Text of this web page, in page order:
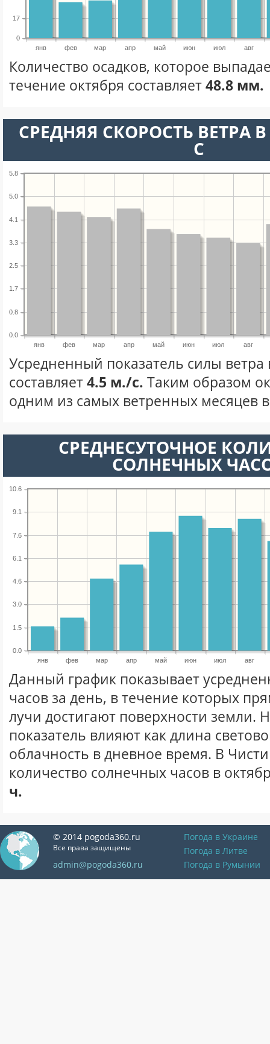
янв фев мар апр май июн июл авг
0
17
Количество осадков, которое
течение октября составляет48.8 мм.
СРЕДНЯЯ СКОРОСТЬ ВЕТРА
С
янв фев мар апр май июн июл авг
0.0
0.8
1.7
2.5
3.3
4.1
5.0
5.8
Усредненный показатель силы ветра
составляет4.5 м./с. Таким образом
одним из самых ветренных месяцев в
СРЕДНЕСУТОЧНОЕ
СОЛНЕЧНЫХ
янв фев мар апр май июн июл авг
0.0
1.5
3.0
4.6
6.1
7.6
9.1
10.6
Данный график показывает
часов за день, в течение которых
лучи достигают поверхности земли.
показатель влияют как длина
облачность в дневное время. В
количество солнечных часов в
ч.
© 2014 pogoda360.ru
Все права защищены
admin@pogoda360.ru
Погода в Украине
Погода в Литве
Погода в Румынии